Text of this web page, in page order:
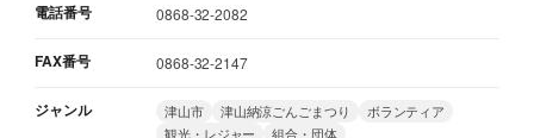
電話番号 0868-32-2082
FAX番号 0868-32-2147
ジャンル 津山市 津山納涼ごんごまつり
ボランティア
観光・レジャー
組合・団体